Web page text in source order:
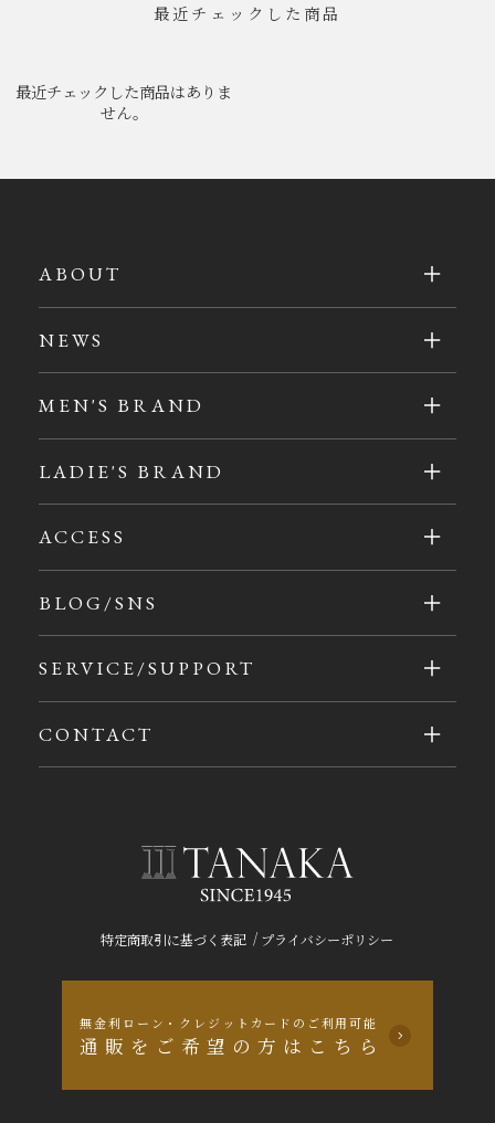
最近チェックした商品
最近チェックした商品はありま
せん。
特定商取引に基づく表記 / プライバシーポリシー
無金利ローン・クレジットカードのご利用可能
通販をご希望の方はこちら
ABOUT
NEWS
MEN'S BRAND
LADIE'S BRAND
ACCESS
BLOG/SNS
SERVICE/SUPPORT
CONTACT